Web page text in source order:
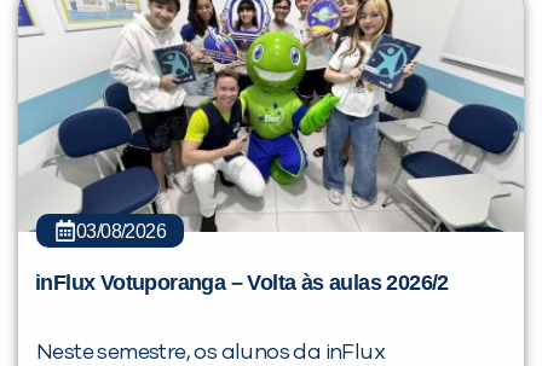
03/08/2026
inFlux Votuporanga – Volta às aulas 2026/2
Neste semestre, os alunos da inFlux